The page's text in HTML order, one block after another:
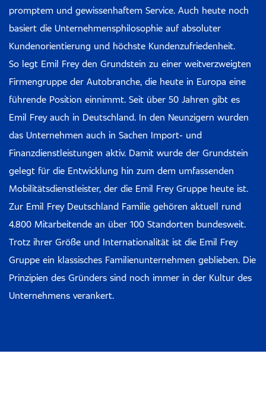
promptem und gewissenhaftem Service. Auch heute noch
basiert die Unternehmensphilosophie auf absoluter
Kundenorientierung und höchste Kundenzufriedenheit.
So legt Emil Frey den Grundstein zu einer weitverzweigten
Firmengruppe der Autobranche, die heute in Europa eine
führende Position einnimmt. Seit über 50 Jahren gibt es
Emil Frey auch in Deutschland. In den Neunzigern wurden
das Unternehmen auch in Sachen Import- und
Finanzdienstleistungen aktiv. Damit wurde der Grundstein
gelegt für die Entwicklung hin zum dem umfassenden
Mobilitätsdienstleister, der die Emil Frey Gruppe heute ist.
Zur Emil Frey Deutschland Familie gehören aktuell rund
4.800 Mitarbeitende an über 100 Standorten bundesweit.
Trotz ihrer Größe und Internationalität ist die Emil Frey
Gruppe ein klassisches Familienunternehmen geblieben. Die
Prinzipien des Gründers sind noch immer in der Kultur des
Unternehmens verankert.